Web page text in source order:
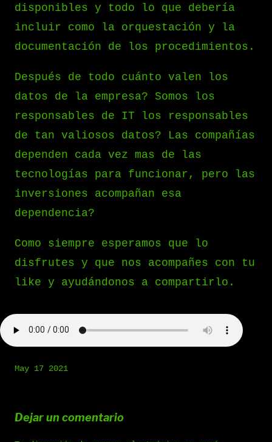
disponibles y todo lo que debería
incluir como la orquestación y la
documentación de los procedimientos.
Después de todo cuánto valen los
datos de la empresa? Somos los
responsables de IT los responsables
de tan valiosos datos? Las compañías
dependen cada vez mas de las
tecnologías para funcionar, pero las
inversiones acompañan esa
dependencia?
Como siempre esperamos que lo
disfrutes y que nos acompañes con tu
like y ayudándonos a compartirlo.
May 17 2021
Dejar un comentario